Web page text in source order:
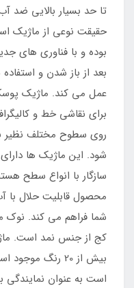
تا حد بسیار بالایی ضد
حقیقت نوعی از ماژیک
بوده و با فناوری های
بعد از باز شدن و
برای نقاشی خط و
روی سطوح مختلف نظیر
شود. این ماژیک ها دارای
سازگار با انواع سطح
محصول قابلیت حلال با
شما فراهم می کند. نوک
کج از جنس نمد است.
بیش از 20 رنگ
است به عنوان